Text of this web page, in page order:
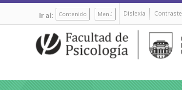
Pasar
contenido
Ir al: Contenido Menú Dislexia Contraste